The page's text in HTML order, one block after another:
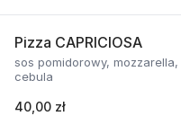
Pizza CAPRICIOSA
sos pomidorowy,
cebula
40,00 zł